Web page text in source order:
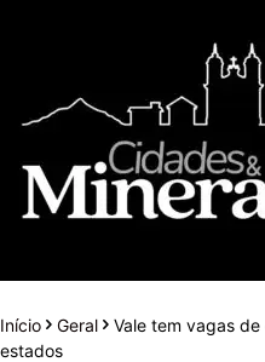
Início Geral
Vale tem vagas
estados